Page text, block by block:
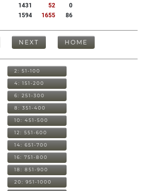
1431 52
0
1594 1655 86
NEXT HOME
2: 51-100
4: 151-200
6: 251-300
8: 351-400
10: 451-500
12: 551-600
14: 651-700
16: 751-800
18: 851-900
20: 951-1000